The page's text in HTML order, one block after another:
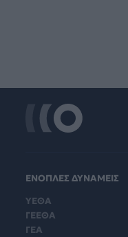
ΕΝΟΠΛΕΣ ΔΥΝΑΜΕΙΣ
ΥΕΘΑ
ΓΕΕΘΑ
ΓΕΑ